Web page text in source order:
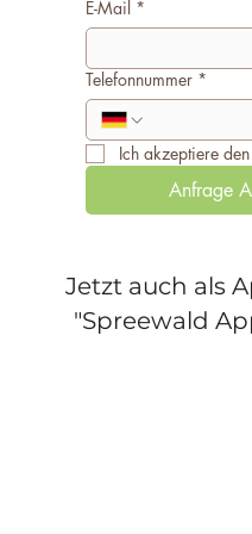
E-Mail *
Telefonnummer *
Ich akzeptiere
Anfrage
Jetzt auch als
"Spreewald